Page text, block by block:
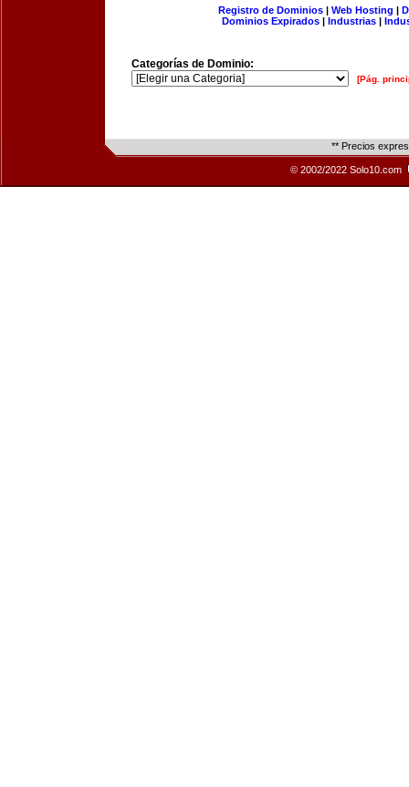
Registro de Dominios| Web Hosting |
Dominios Expirados | Industrias |
Categorías de Dominio:
[Pág.
** Precios
© 2002/2022 Solo10.com